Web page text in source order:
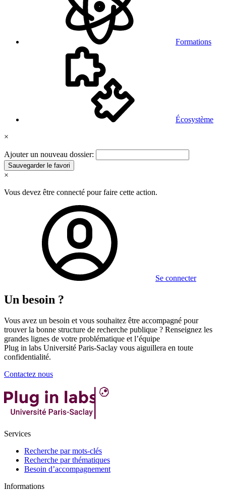
Formations
Écosystème
×
Ajouter un nouveau dossier:
Sauvegarder le favori
×
Vous devez être connecté pour faire cette action.
Se connecter
Un besoin ?
Vous avez un besoin et vous souhaitez être accompagné pour
trouver la bonne structure de recherche publique ? Renseignez les
grandes lignes de votre problématique et l’équipe
Plug in labs Université Paris-Saclay vous aiguillera en toute
confidentialité.
Contactez nous
Services
Recherche par mots-clés
Recherche par thématiques
Besoin d’accompagnement
Informations